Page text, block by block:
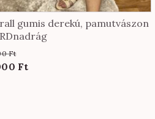
gumis derekú, pamutvászon
Ft
FtCurrent